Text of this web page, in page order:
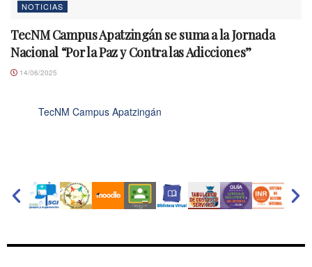
NOTICIAS
TecNM Campus Apatzingán se suma a la Jornada
Nacional “Por la Paz y Contra las Adicciones”
14/06/2025
TecNM Campus Apatzingán